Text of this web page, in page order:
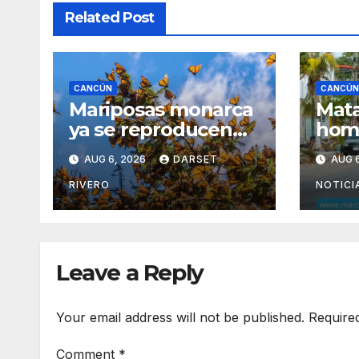
Related Post
CANCÚN
Mariposas monarca
ya se reproducen
en Quintana Roo;
Alas Mayas impulsa
un mapeo para
proteger la especie
AUG 6, 2026 DARSET
RIVERO
CANCÚN
un
de
AUG
Leave a Reply
Your email address will not be published.
Comment *